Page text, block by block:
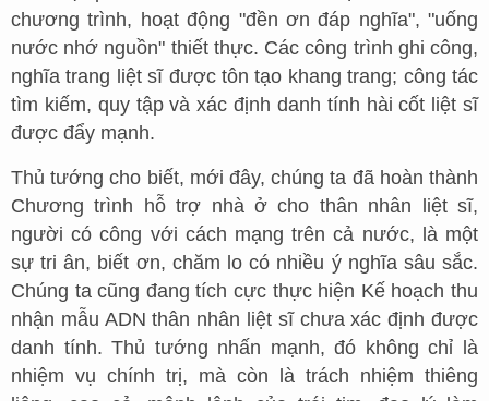
chương trình, hoạt động "đền ơn đáp nghĩa", "uống
nước nhớ nguồn" thiết thực. Các công trình ghi công,
nghĩa trang liệt sĩ được tôn tạo khang trang; công tác
tìm kiếm, quy tập và xác định danh tính hài cốt liệt sĩ
được đẩy mạnh.
Thủ tướng cho biết, mới đây, chúng ta đã hoàn thành
Chương trình hỗ trợ nhà ở cho thân nhân liệt sĩ,
người có công với cách mạng trên cả nước, là một
sự tri ân, biết ơn, chăm lo có nhiều ý nghĩa sâu sắc.
Chúng ta cũng đang tích cực thực hiện Kế hoạch thu
nhận mẫu ADN thân nhân liệt sĩ chưa xác định được
danh tính. Thủ tướng nhấn mạnh, đó không chỉ là
nhiệm vụ chính trị, mà còn là trách nhiệm thiêng